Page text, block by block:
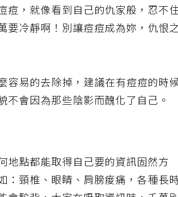
痘，就像看到自己的仇家般，忍不
要冷靜啊！別讓痘痘成為妳，仇恨
容易的去除掉，建議在有痘痘的時
會因為那些陰影而醜化了自己。
地點都能取得自己要的資訊固然方
：頸椎、眼睛、肩膀痠痛，各種長時